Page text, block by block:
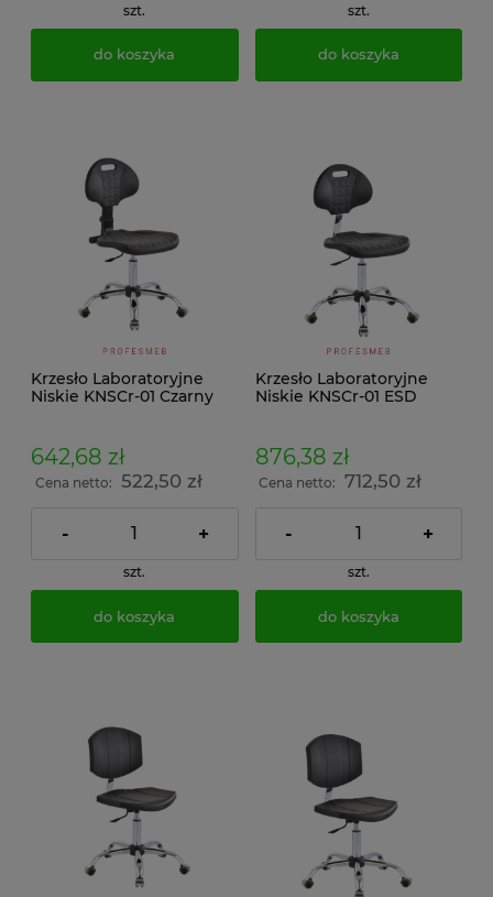
szt.
do koszyka
szt.
do koszyka
Krzesło Laboratoryjne
Niskie KNSCr-01 Czarny
642,68 zł
Cena netto: 522,50 zł
- +
szt.
do koszyka
Krzesło Laboratoryjne
Niskie KNSCr-01 ESD
876,38 zł
Cena netto: 712,50 zł
- +
szt.
do koszyka